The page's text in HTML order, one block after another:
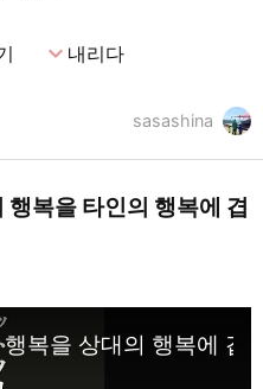
expand_more내리다
sasashina
복을 타인의 행복에 겹
복을 상대의 행복에